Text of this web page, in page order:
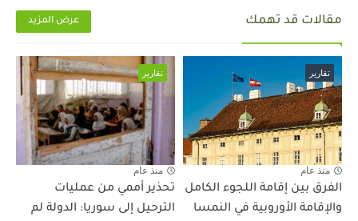
مقالات قد تهمك عرض المزيد
تقارير
منذ عام
الفرق بين إقامة اللجوء الكامل
والإقامة الأوروبية في النمسا
تقارير
منذ عام
تحذير أممي من عمليات
الترحيل إلى سوريا: الدولة لم